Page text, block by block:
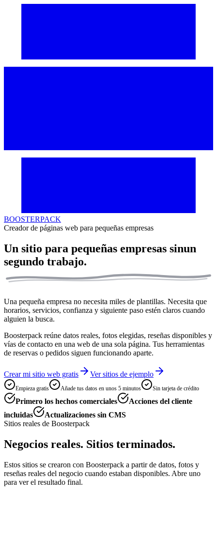
BOOSTERPACK
Creador de páginas web para pequeñas empresas
Un sitio para pequeñas empresas sinun
segundo trabajo.
Una pequeña empresa no necesita miles de plantillas. Necesita que
horarios, servicios, confianza y siguiente paso estén claros cuando
alguien la busca.
Boosterpack reúne datos reales, fotos elegidas, reseñas disponibles y
vías de contacto en una web de una sola página. Tus herramientas
de reservas o pedidos siguen funcionando aparte.
Crear mi sitio web gratis Ver sitios de ejemplo
Empieza gratis Añade tus datos en unos 5 minutos Sin tarjeta de crédito
Primero los hechos comerciales
Acciones del cliente
incluidas
Actualizaciones sin CMS
Sitios reales de Boosterpack
Negocios reales. Sitios terminados.
Estos sitios se crearon con Boosterpack a partir de datos, fotos y
reseñas reales del negocio cuando estaban disponibles. Abre uno
para ver el resultado final.